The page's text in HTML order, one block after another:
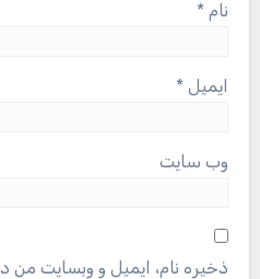
نام *
ایمیل *
وب‌ سایت
ذخیره نام، ایمیل و وبسایت من